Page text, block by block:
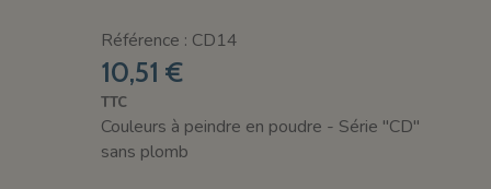
Référence : CD14
10,51 €
TTC
Couleurs à peindre en poudre - Série "CD"
sans plomb